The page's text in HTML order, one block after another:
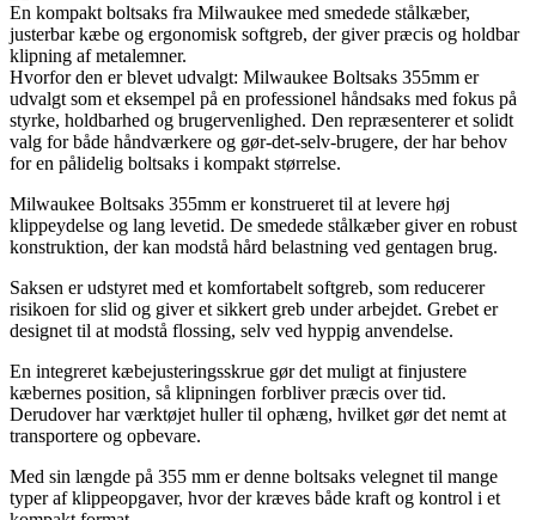
En kompakt boltsaks fra Milwaukee med smedede stålkæber,
justerbar kæbe og ergonomisk softgreb, der giver præcis og holdbar
klipning af metalemner.
Hvorfor den er blevet udvalgt: Milwaukee Boltsaks 355mm er
udvalgt som et eksempel på en professionel håndsaks med fokus på
styrke, holdbarhed og brugervenlighed. Den repræsenterer et solidt
valg for både håndværkere og gør-det-selv-brugere, der har behov
for en pålidelig boltsaks i kompakt størrelse.
Milwaukee Boltsaks 355mm er konstrueret til at levere høj
klippeydelse og lang levetid. De smedede stålkæber giver en robust
konstruktion, der kan modstå hård belastning ved gentagen brug.
Saksen er udstyret med et komfortabelt softgreb, som reducerer
risikoen for slid og giver et sikkert greb under arbejdet. Grebet er
designet til at modstå flossing, selv ved hyppig anvendelse.
En integreret kæbejusteringsskrue gør det muligt at finjustere
kæbernes position, så klipningen forbliver præcis over tid.
Derudover har værktøjet huller til ophæng, hvilket gør det nemt at
transportere og opbevare.
Med sin længde på 355 mm er denne boltsaks velegnet til mange
typer af klippeopgaver, hvor der kræves både kraft og kontrol i et